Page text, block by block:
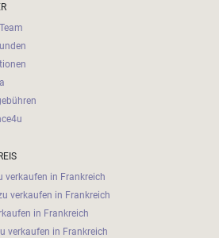
verkaufen in Frankreich
verkaufen in Frankreich
in Frankreich
verkaufen in Frankreich